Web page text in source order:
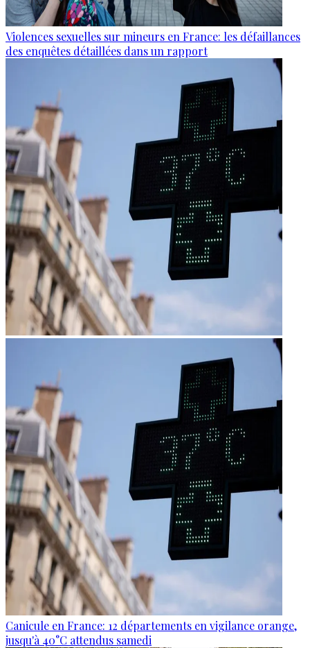
Violences sexuelles sur mineurs en France: les défaillances
des enquêtes détaillées dans un rapport
Canicule en France: 12 départements en vigilance orange,
jusqu'à 40°C attendus samedi